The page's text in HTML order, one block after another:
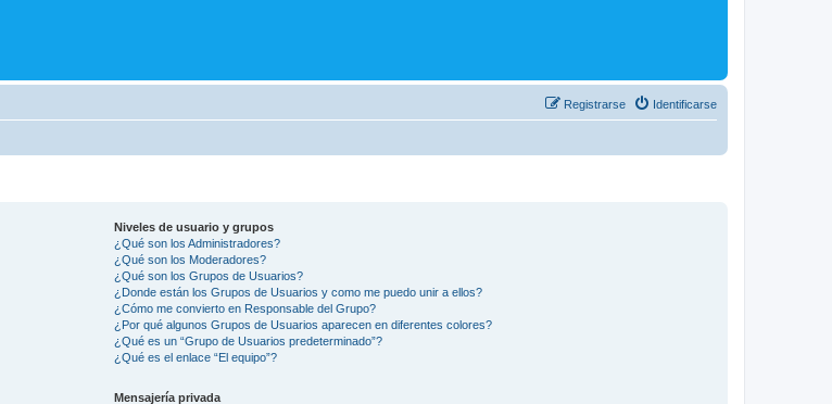
Identificarse
Registrarse
Niveles de usuario y grupos
¿Qué son los Administradores?
¿Qué son los Moderadores?
¿Qué son los Grupos de Usuarios?
¿Donde están los Grupos de Usuarios y como me puedo unir a ellos?
¿Cómo me convierto en Responsable del Grupo?
¿Por qué algunos Grupos de Usuarios aparecen en diferentes colores?
¿Qué es un “Grupo de Usuarios predeterminado”?
¿Qué es el enlace “El equipo”?
Mensajería privada